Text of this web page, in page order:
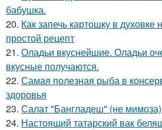
бабушка.
20. Как запечь картошку в духовке
простой рецепт
21. Оладьи вкуснейшие. Оладьи
вкусные получаются.
22. Самая полезная рыба в
здоровья
23. Салат "Бангладеш" (не
24. Настоящий татарский вак